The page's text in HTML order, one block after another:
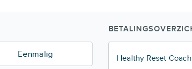
Eenmalig Healthy Reset